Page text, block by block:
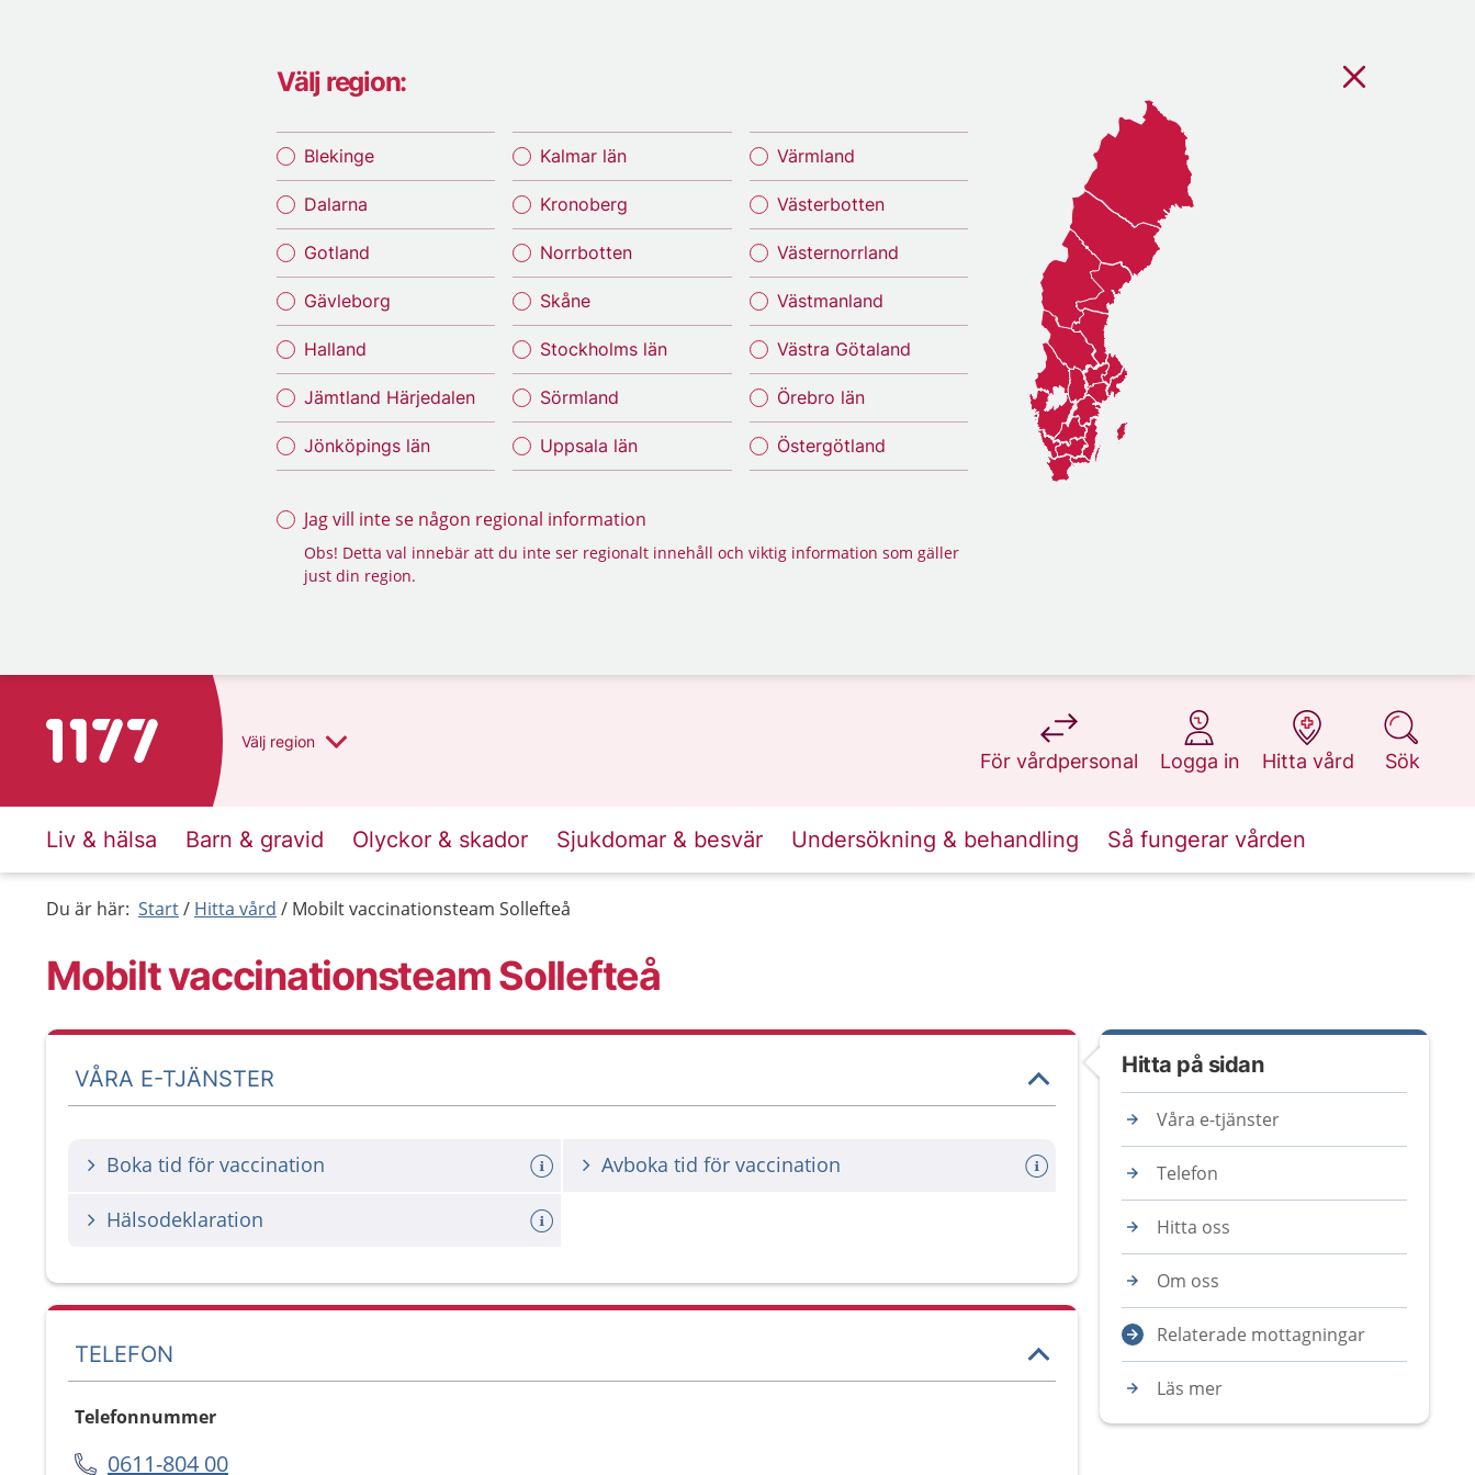
Välj region:
Blekinge
Dalarna
Gotland
Gävleborg
Halland
Jämtland Härjedalen
Jönköpings län
Kalmar län
Kronoberg
Norrbotten
Skåne
Stockholms län
Sörmland
Uppsala län
Värmland
Västerbotten
Västernorrland
Västmanland
Västra Götaland
Örebro län
Östergötland
Jag vill inte se någon regional information
Obs! Detta val innebär att du inte ser regionalt innehåll och viktig information som gäller
just din region.
Till startsidan för 1177 Välj region
För vårdpersonal
på 1177.se
Logga in
på 1177.se
Hitta vård
på 1177.se
Sök
på 1177.se
Liv & hälsa Barn & gravid Olyckor & skador Sjukdomar & besvär Undersökning & behandling Så fungerar vården
Du är här: Start Hitta vård Mobilt vaccinationsteam Sollefteå
Mobilt vaccinationsteam Sollefteå
VÅRA E-TJÄNSTER
Boka tid för vaccination Avboka tid för vaccination
Hälsodeklaration
TELEFON
Telefonnummer
0611-804 00
Hitta på sidan
Våra e-tjänster
Telefon
Hitta oss
Om oss
Relaterade mottagningar
Läs mer